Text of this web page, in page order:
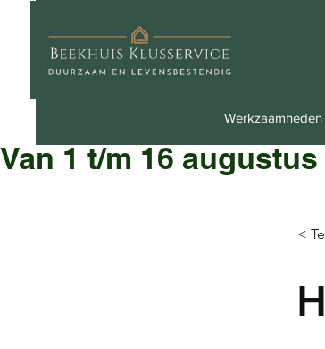
Werkzaamheden
Van 1 t/m 16
<